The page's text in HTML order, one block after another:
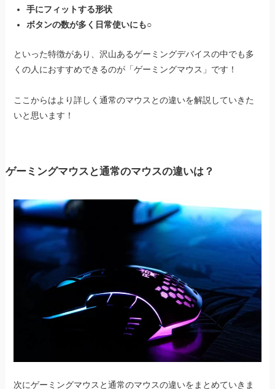
手にフィットする形状
ボタンの数が多く日常使いにも○
といった特徴があり、沢山あるゲーミングデバイスの中でも多
くの人におすすめできるのが「ゲーミングマウス」です！
ここからはより詳しく通常のマウスとの違いを解説していきた
いと思います！
ゲーミングマウスと通常のマウスの違いは？
次にゲーミングマウスと通常のマウスの違いをまとめていきま